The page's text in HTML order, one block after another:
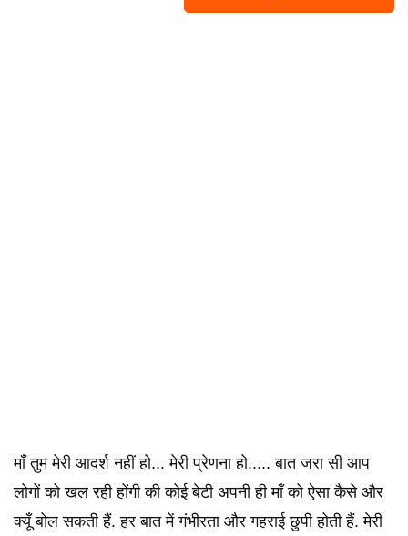
माँ तुम मेरी आदर्श नहीं हो... मेरी प्रेणना हो..... बात जरा सी आप
लोगों को खल रही होंगी की कोई बेटी अपनी ही माँ को ऐसा कैसे और
क्यूँ बोल सकती हैं. हर बात में गंभीरता और गहराई छुपी होती हैं. मेरी